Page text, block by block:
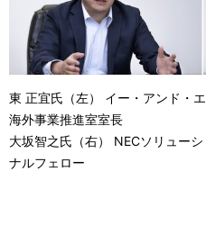
東 正宜氏（左） イー・アンド・
海外事業推進室室長
大坂智之氏（右） NECソリュー
ナルフェロー